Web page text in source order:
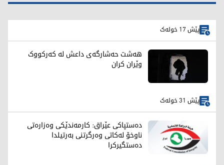
پێش 17 خولەک
هەشت حەشارگەی داعش لە کەرکووک
وێران کران
پێش 31 خولەک
دەستپاکی عێراق: کارمەندێکی وەزارەتی
ناوخۆ لەکاتی وەرگرتنی بەرتیلدا
دەستگیرکرا